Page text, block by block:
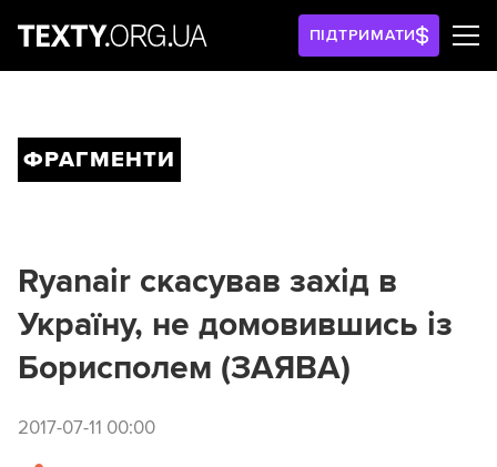
ПІДТРИМАТИ
ФРАГМЕНТИ
Ryanair скасував захід в
Україну, не домовившись із
Борисполем (ЗАЯВА)
2017-07-11 00:00